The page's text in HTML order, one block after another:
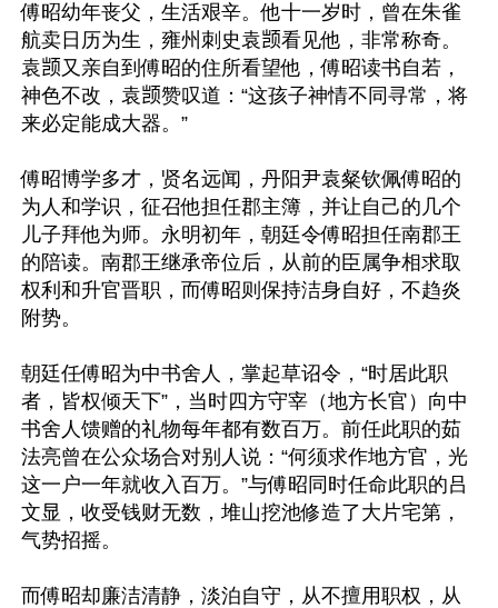
傅昭幼年丧父，生活艰辛。他十一岁时，曾在朱雀
航卖日历为生，雍州刺史袁𫖮看见他，非常称奇。
袁𫖮又亲自到傅昭的住所看望他，傅昭读书自若，
神色不改，袁𫖮赞叹道：“这孩子神情不同寻常，将
来必定能成大器。”
傅昭博学多才，贤名远闻，丹阳尹袁粲钦佩傅昭的
为人和学识，征召他担任郡主簿，并让自己的几个
儿子拜他为师。永明初年，朝廷令傅昭担任南郡王
的陪读。南郡王继承帝位后，从前的臣属争相求取
权利和升官晋职，而傅昭则保持洁身自好，不趋炎
附势。
朝廷任傅昭为中书舍人，掌起草诏令，“时居此职
者，皆权倾天下”，当时四方守宰（地方长官）向中
书舍人馈赠的礼物每年都有数百万。前任此职的茹
法亮曾在公众场合对别人说：“何须求作地方官，光
这一户一年就收入百万。”与傅昭同时任命此职的吕
文显，收受钱财无数，堆山挖池修造了大片宅第，
气势招摇。
而傅昭却廉洁清静，淡泊自守，从不擅用职权，从